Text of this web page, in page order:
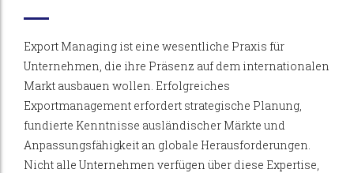
Export Managing ist eine wesentliche Praxis für
Unternehmen, die ihre Präsenz auf dem internationalen
Markt ausbauen wollen. Erfolgreiches
Exportmanagement erfordert strategische Planung,
fundierte Kenntnisse ausländischer Märkte und
Anpassungsfähigkeit an globale Herausforderungen.
Nicht alle Unternehmen verfügen über diese Expertise,